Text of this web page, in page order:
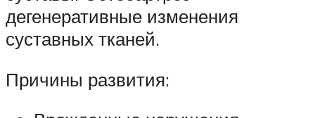
дегенеративные изменения
суставных тканей.
Причины развития: